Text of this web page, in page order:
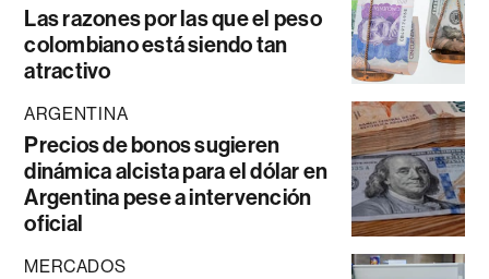
Las razones por las que el peso
colombiano está siendo tan
atractivo
ARGENTINA
Precios de bonos sugieren
dinámica alcista para el dólar en
Argentina pese a intervención
oficial
MERCADOS